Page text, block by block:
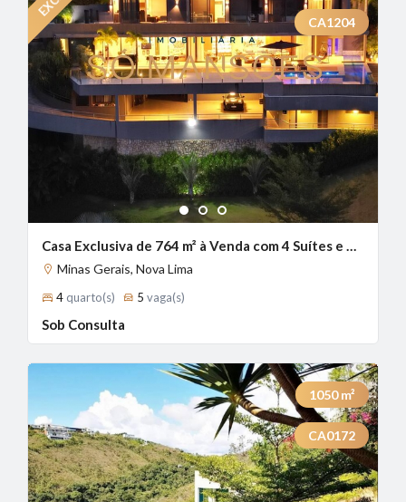
1 2 3
CA1204
Casa Exclusiva de 764 m² à Venda com 4 Suítes e Vista Definitiva no Vale dos Cristais, Nova Lima - MG
Minas Gerais, Nova Lima
4 quarto(s) 5 vaga(s)
Sob Consulta
1050m²
CA0172